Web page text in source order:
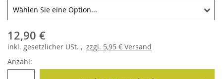
12,90 €
inkl. gesetzlicher USt. , zzgl. 5,95 € Versand
Anzahl: